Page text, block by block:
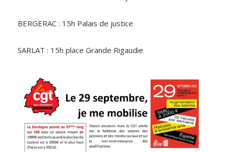
BERGERAC : 15h Palais de justice
SARLAT : 15h place Grande Rigaudie